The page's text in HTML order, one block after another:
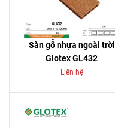
Sàn gỗ nhựa ngoài trời
Glotex GL432
Liên hệ